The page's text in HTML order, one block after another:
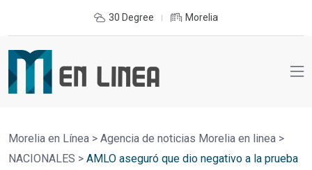
30 Degree Morelia
Morelia en Línea > Agencia de noticias Morelia en linea >
NACIONALES > AMLO aseguró que dio negativo a la prueba